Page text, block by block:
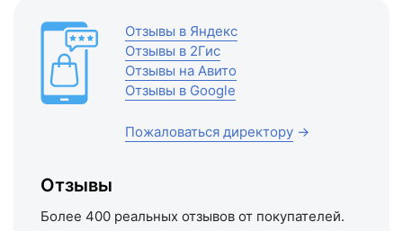
Отзывы в Яндекс
Отзывы в 2Гис
Отзывы на Авито
Отзывы в Google
Пожаловаться директору →
Отзывы
Более 400 реальных отзывов от покупателей.